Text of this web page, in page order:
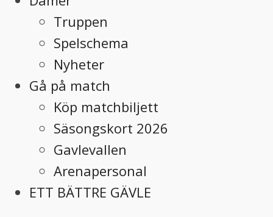
Truppen
Spelschema
Nyheter
Gå på match
Köp matchbiljett
Säsongskort 2026
Gavlevallen
Arenapersonal
ETT BÄTTRE GÄVLE